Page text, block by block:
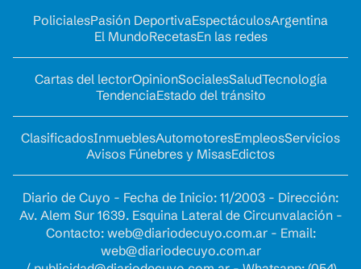
PolicialesPasión DeportivaEspectáculosArgentina
El MundoRecetasEn las redes
Cartas del lectorOpinionSocialesSaludTecnología
TendenciaEstado del tránsito
ClasificadosInmueblesAutomotoresEmpleosServicios
Avisos Fúnebres y MisasEdictos
Diario de Cuyo - Fecha de Inicio: 11/2003 - Dirección:
Av. Alem Sur 1639. Esquina Lateral de Circunvalación -
Contacto: web@diariodecuyo.com.ar- Email:
web@diariodecuyo.com.ar